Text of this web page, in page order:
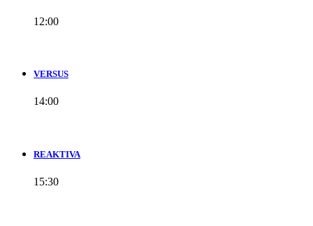
12:00
VERSUS
14:00
REAKTIVA
15:30